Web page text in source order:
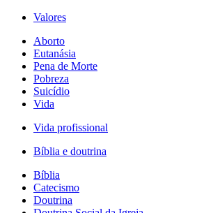
Valores
Aborto
Eutanásia
Pena de Morte
Pobreza
Suicídio
Vida
Vida profissional
Bíblia e doutrina
Bíblia
Catecismo
Doutrina